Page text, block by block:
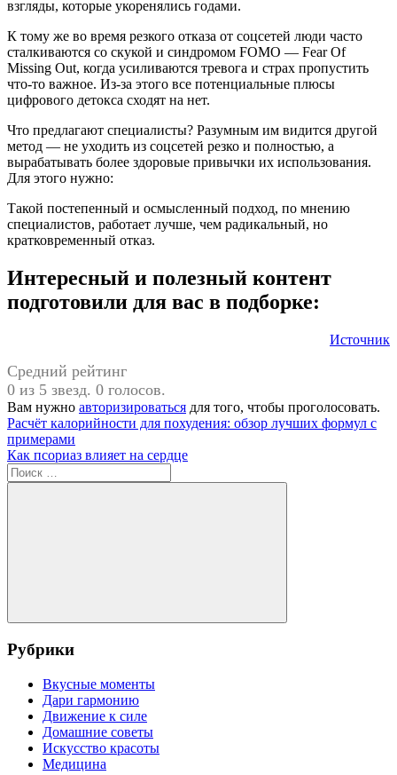
взгляды, которые укоренялись годами.
К тому же во время резкого отказа от соцсетей люди часто
сталкиваются со скукой и синдромом FOMO — Fear Of
Missing Out, когда усиливаются тревога и страх пропустить
что-то важное. Из-за этого все потенциальные плюсы
цифрового детокса сходят на нет.
Что предлагают специалисты? Разумным им видится другой
метод — не уходить из соцсетей резко и полностью, а
вырабатывать более здоровые привычки их использования.
Для этого нужно:
Такой постепенный и осмысленный подход, по мнению
специалистов, работает лучше, чем радикальный, но
кратковременный отказ.
Интересный и полезный контент
подготовили для вас в подборке:
Источник
Средний рейтинг
0 из 5 звезд. 0 голосов.
Вам нужно авторизироваться для того, чтобы проголосовать.
Навигация
по
записям
Предыдущая
запись:
Расчёт калорийности для похудения: обзор лучших формул с
примерами
Следующая
запись:
Как псориаз влияет на сердце
Поиск
для:
Поиск
Рубрики
Вкусные моменты
Дари гармонию
Движение к силе
Домашние советы
Искусство красоты
Медицина